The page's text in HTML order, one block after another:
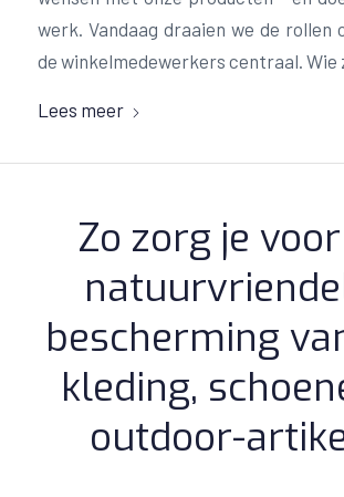
werk. Vandaag draaien we de rollen
de winkelmedewerkers centraal. Wie
Lees meer
Zo zorg je
bescherming
kleding,
outdoor-